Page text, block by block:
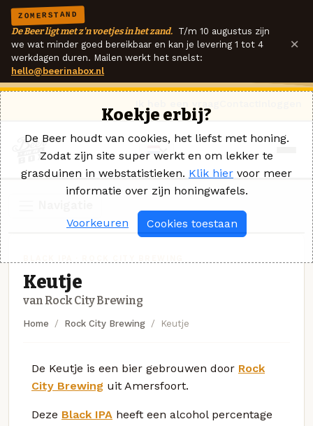
ZOMERSTAND
De Beer ligt met z'n voetjes in het zand. T/m 10 augustus zijn
we wat minder goed bereikbaar en kan je levering 1 tot 4
werkdagen duren. Mailen werkt het snelst:
hello@beerinabox.nl
×
Keutje
van Rock City Brewing
Home Rock City Brewing Keutje
De Keutje is een bier gebrouwen door Rock
City Brewing uit Amersfoort.
Deze Black IPA heeft een alcohol percentage
Koekje erbij?
De Beer houdt van cookies, het liefst met honing.
Zodat zijn site super werkt en om lekker te
grasduinen in webstatistieken. Klik hier voor meer
informatie over zijn honingwafels.
Voorkeuren Cookies toestaan